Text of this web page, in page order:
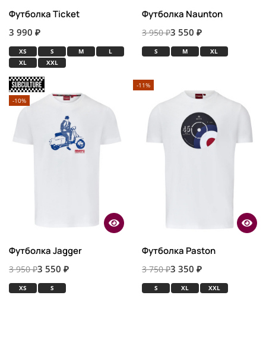
Футболка Ticket
3 990 ₽
XS S M
L
XL
XXL
Футболка Naunton
3 950 ₽3 550 ₽
S M XL
-10%
Футболка Jagger
3 950 ₽3 550 ₽
XS S
-11%
Футболка Paston
3 750 ₽3 350 ₽
S XL XXL